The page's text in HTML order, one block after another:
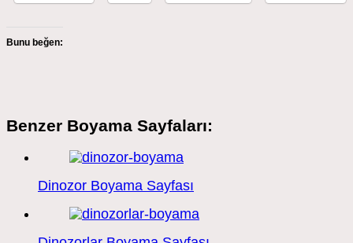
Bunu beğen:
Benzer Boyama Sayfaları:
Dinozor Boyama Sayfası